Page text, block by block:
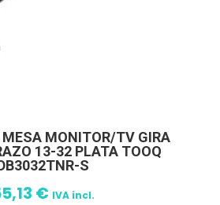
MESA MONITOR/TV GIRA
13-32 PLATA TOOQ
S
€ IVA incl.